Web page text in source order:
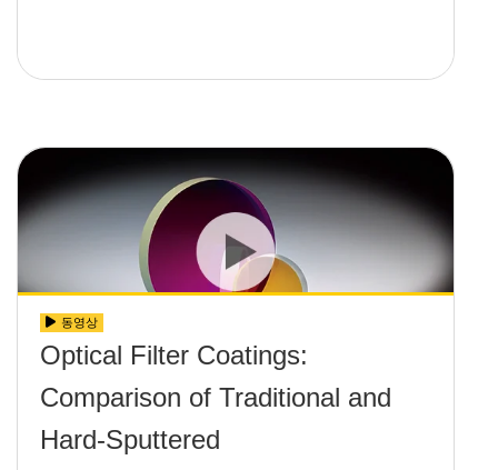
동영상
Optical Filter Coatings:
Comparison of Traditional and
Hard-Sputtered